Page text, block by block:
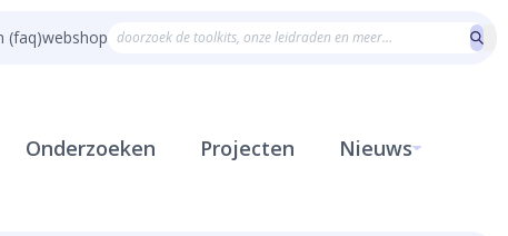
(faq)webshop
Onderzoeken Projecten Nieuws